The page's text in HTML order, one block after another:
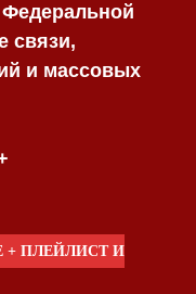
Федеральной
связи,
и массовых
+ ПЛЕЙЛИСТ И